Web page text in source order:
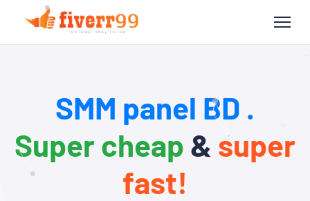
SMM panel BD .
Super cheap & super
fast!